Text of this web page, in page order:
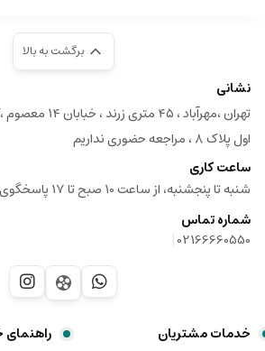
برگشت به بالا
نشانی
تهران ،مهرآباد
اول پلاک ۸ ، مراجعه حضوری نداریم
ساعت کاری
شنبه تا پنجشنبه، از ساعت 10 صبح تا 17 پاسخگوی صدای گرم شما هستیم
شماره تماس
02166660550
|
خدمات مشتریان
راهنمای